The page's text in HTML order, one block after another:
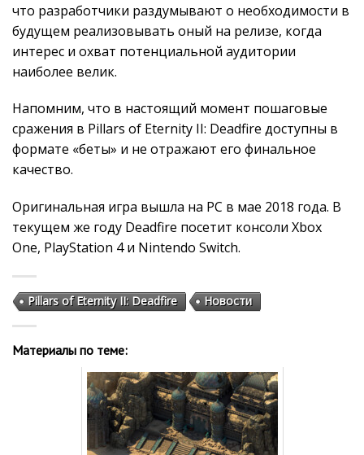
что разработчики раздумывают о необходимости в
будущем реализовывать оный на релизе, когда
интерес и охват потенциальной аудитории
наиболее велик.
Напомним, что в настоящий момент пошаговые
сражения в Pillars of Eternity II: Deadfire доступны в
формате «беты» и не отражают его финальное
качество.
Оригинальная игра вышла на PC в мае 2018 года. В
текущем же году Deadfire посетит консоли Xbox
One, PlayStation 4 и Nintendo Switch.
Pillars of Eternity II: Deadfire Новости
Материалы по теме: